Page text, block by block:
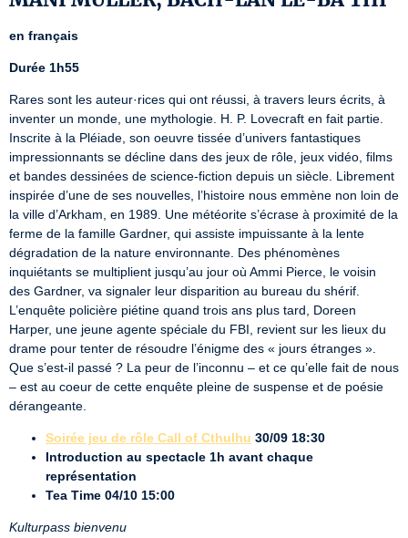
en français
Durée 1h55
Rares sont les auteur·rices qui ont réussi, à travers leurs écrits, à
inventer un monde, une mythologie. H. P. Lovecraft en fait partie.
Inscrite à la Pléiade, son oeuvre tissée d’univers fantastiques
impressionnants se décline dans des jeux de rôle, jeux vidéo, films
et bandes dessinées de science-fiction depuis un siècle. Librement
inspirée d’une de ses nouvelles, l’histoire nous emmène non loin de
la ville d’Arkham, en 1989. Une météorite s’écrase à proximité de la
ferme de la famille Gardner, qui assiste impuissante à la lente
dégradation de la nature environnante. Des phénomènes
inquiétants se multiplient jusqu’au jour où Ammi Pierce, le voisin
des Gardner, va signaler leur disparition au bureau du shérif.
L’enquête policière piétine quand trois ans plus tard, Doreen
Harper, une jeune agente spéciale du FBI, revient sur les lieux du
drame pour tenter de résoudre l’énigme des « jours étranges ».
Que s’est-il passé ? La peur de l’inconnu – et ce qu’elle fait de nous
– est au coeur de cette enquête pleine de suspense et de poésie
dérangeante.
Soirée jeu de rôle Call of Cthulhu 30/09 18:30
Introduction au spectacle 1h avant chaque
représentation
Tea Time 04/10 15:00
Kulturpass bienvenu